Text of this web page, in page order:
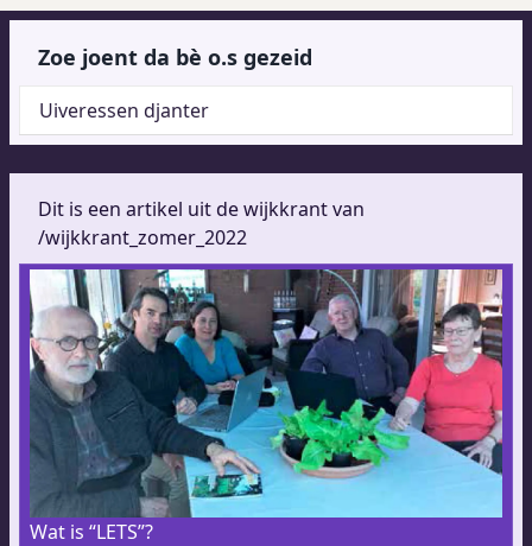
Zoe joent da bè o.s gezeid
Uiveressen djanter
Dit is een artikel uit de wijkkrant van
/wijkkrant_zomer_2022
Wat is “LETS”?